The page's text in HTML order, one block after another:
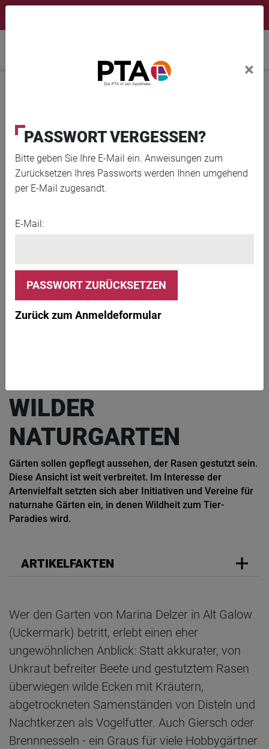
×
PASSWORT VERGESSEN?
Bitte geben Sie Ihre E-Mail ein. Anweisungen zum
Zurücksetzen Ihres Passworts werden Ihnen umgehend
per E-Mail zugesandt.
E-Mail:
Zurück zum Anmeldeformular
© kruwt / iStock / Getty Images Plus
WILDER
NATURGARTEN
Gärten sollen gepflegt aussehen, der Rasen gestutzt sein.
Diese Ansicht ist weit verbreitet. Im Interesse der
Artenvielfalt setzten sich aber Initiativen und Vereine für
naturnahe Gärten ein, in denen Wildheit zum Tier-
Paradies wird.
ARTIKELFAKTEN
Wer den Garten von Marina Delzer in Alt Galow
(Uckermark) betritt, erlebt einen eher
ungewöhnlichen Anblick: Statt akkurater, von
Unkraut befreiter Beete und gestutztem Rasen
überwiegen wilde Ecken mit Kräutern,
abgetrockneten Samenständen von Disteln und
Nachtkerzen als Vogelfutter. Auch Giersch oder
Brennnesseln - ein Graus für viele Hobbygärtner
×